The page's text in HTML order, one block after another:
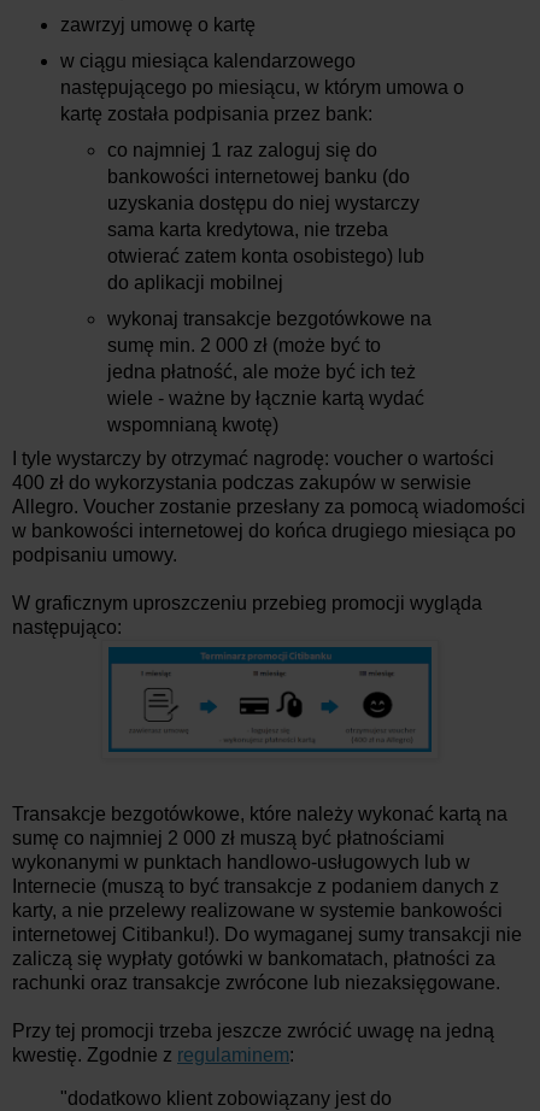
zawrzyj umowę o kartę
w ciągu miesiąca kalendarzowego
następującego po miesiącu, w którym umowa o
kartę została podpisania przez bank:
co najmniej 1 raz zaloguj się do
bankowości internetowej banku (do
uzyskania dostępu do niej wystarczy
sama karta kredytowa, nie trzeba
otwierać zatem konta osobistego) lub
do aplikacji mobilnej
wykonaj transakcje bezgotówkowe na
sumę min. 2 000 zł (może być to
jedna płatność, ale może być ich też
wiele - ważne by łącznie kartą wydać
wspomnianą kwotę)
I tyle wystarczy by otrzymać nagrodę: voucher o wartości
400 zł do wykorzystania podczas zakupów w serwisie
Allegro. Voucher zostanie przesłany za pomocą wiadomości
w bankowości internetowej do końca drugiego miesiąca po
podpisaniu umowy.
W graficznym uproszczeniu przebieg promocji wygląda
następująco:
Transakcje bezgotówkowe, które należy wykonać kartą na
sumę co najmniej 2 000 zł muszą być płatnościami
wykonanymi w punktach handlowo-usługowych lub w
Internecie (muszą to być transakcje z podaniem danych z
karty, a nie przelewy realizowane w systemie bankowości
internetowej Citibanku!). Do wymaganej sumy transakcji nie
zaliczą się wypłaty gotówki w bankomatach, płatności za
rachunki oraz transakcje zwrócone lub niezaksięgowane.
Przy tej promocji trzeba jeszcze zwrócić uwagę na jedną
kwestię. Zgodnie z regulaminem:
"dodatkowo klient zobowiązany jest do